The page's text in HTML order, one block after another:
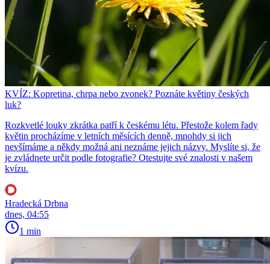
KVÍZ: Kopretina, chrpa nebo zvonek? Poznáte květiny českých
luk?
Rozkvetlé louky zkrátka patří k českému létu. Přestože kolem řady
květin procházíme v letních měsících denně, mnohdy si jich
nevšímáme a někdy možná ani neznáme jejich názvy. Myslíte si, že
je zvládnete určit podle fotografie? Otestujte své znalosti v našem
kvízu.
Hradecká Drbna
dnes, 04:55
1 min